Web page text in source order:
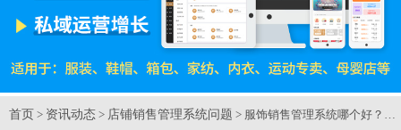
首页 > 资讯动态 > 店铺销售管理系统问题 > 服饰销售管理系统哪个好？